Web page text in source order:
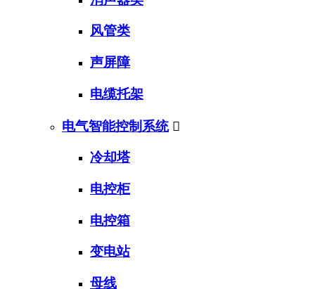
风管类
声屏障
电缆托架
电气智能控制系统 
冷却塔
电控柜
电控箱
变电站
母线